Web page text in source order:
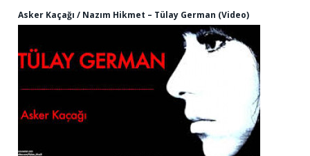
Asker Kaçağı / Nazım Hikmet – Tülay German (Video)